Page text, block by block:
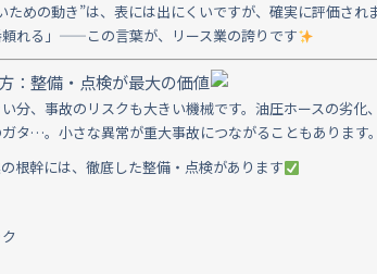
ための動き”は、表には出にくいですが、確実に評価されま
頼れる」——この言葉が、リース業の誇りです
：整備・点検が最大の価値
分、事故のリスクも大きい機械です。油圧ホースの劣
タ…。小さな異常が重大事故につながることもあります。
根幹には、徹底した整備・点検があります